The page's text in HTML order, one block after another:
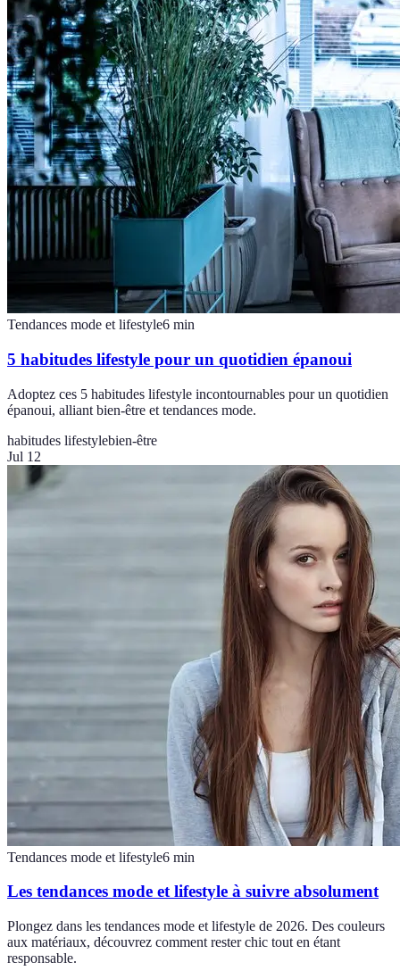
Tendances mode et lifestyle6 min
5 habitudes lifestyle pour un quotidien épanoui
Adoptez ces 5 habitudes lifestyle incontournables pour un quotidien
épanoui, alliant bien-être et tendances mode.
habitudes lifestylebien-être
Jul 12
Tendances mode et lifestyle6 min
Les tendances mode et lifestyle à suivre absolument
Plongez dans les tendances mode et lifestyle de 2026. Des couleurs
aux matériaux, découvrez comment rester chic tout en étant
responsable.